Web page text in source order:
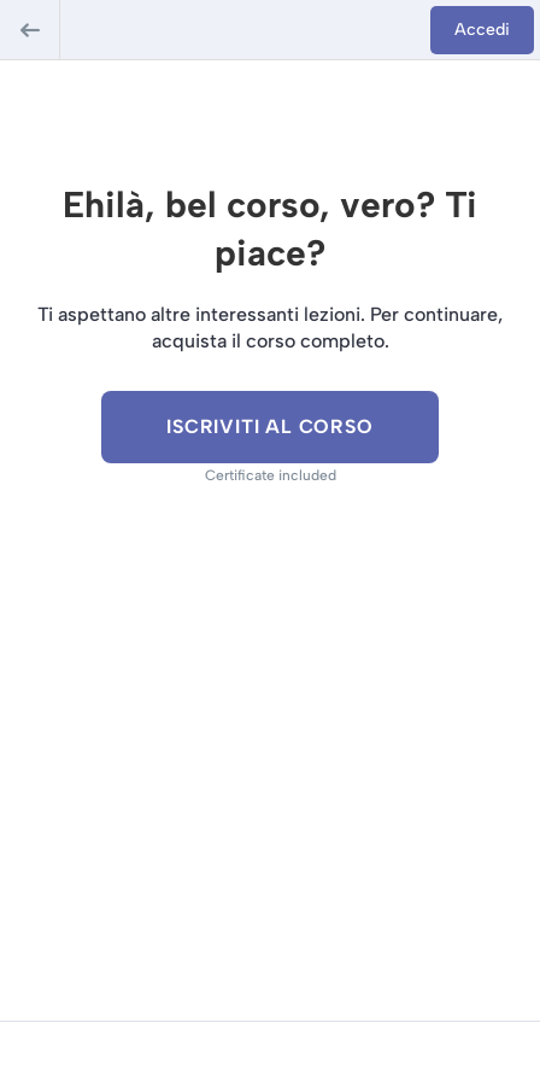
Accedi
Ehilà, bel corso, vero? Ti
piace?
Ti aspettano altre interessanti lezioni. Per continuare,
acquista il corso completo.
ISCRIVITI AL CORSO
Certificate included